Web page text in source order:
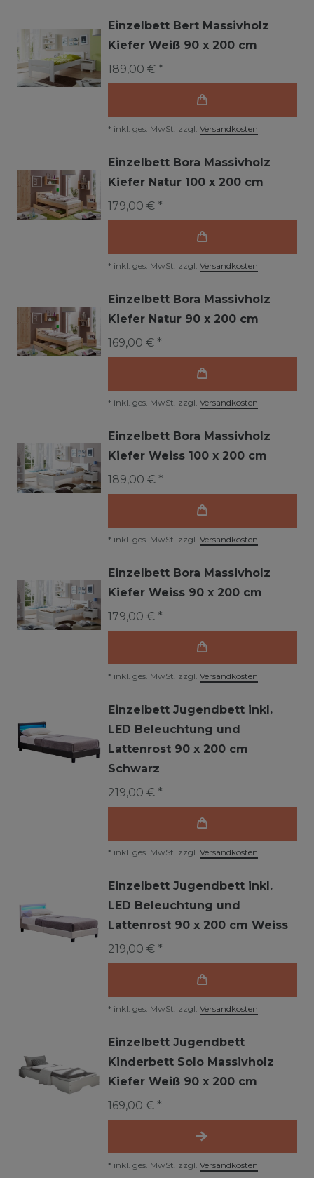
Einzelbett Bert Massivholz
Kiefer Weiß 90 x 200 cm
189,00 € *
* inkl. ges. MwSt. zzgl. Versandkosten
Einzelbett Bora Massivholz
Kiefer Natur 100 x 200 cm
179,00 € *
* inkl. ges. MwSt. zzgl. Versandkosten
Einzelbett Bora Massivholz
Kiefer Natur 90 x 200 cm
169,00 € *
* inkl. ges. MwSt. zzgl. Versandkosten
Einzelbett Bora Massivholz
Kiefer Weiss 100 x 200 cm
189,00 € *
* inkl. ges. MwSt. zzgl. Versandkosten
Einzelbett Bora Massivholz
Kiefer Weiss 90 x 200 cm
179,00 € *
* inkl. ges. MwSt. zzgl. Versandkosten
Einzelbett Jugendbett inkl.
LED Beleuchtung und
Lattenrost 90 x 200 cm
Schwarz
219,00 € *
* inkl. ges. MwSt. zzgl. Versandkosten
Einzelbett Jugendbett inkl.
LED Beleuchtung und
Lattenrost 90 x 200 cm Weiss
219,00 € *
* inkl. ges. MwSt. zzgl. Versandkosten
Einzelbett Jugendbett
Kinderbett Solo Massivholz
Kiefer Weiß 90 x 200 cm
169,00 € *
* inkl. ges. MwSt. zzgl. Versandkosten